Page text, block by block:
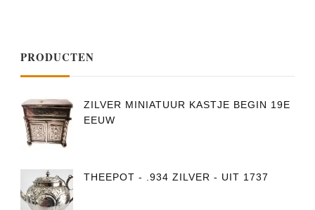
PRODUCTEN
ZILVER MINIATUUR KASTJE BEGIN 19E
EEUW
THEEPOT - .934 ZILVER - UIT 1737